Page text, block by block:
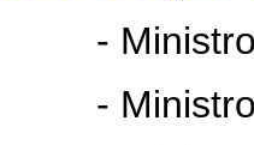
- Ministro
- Ministro